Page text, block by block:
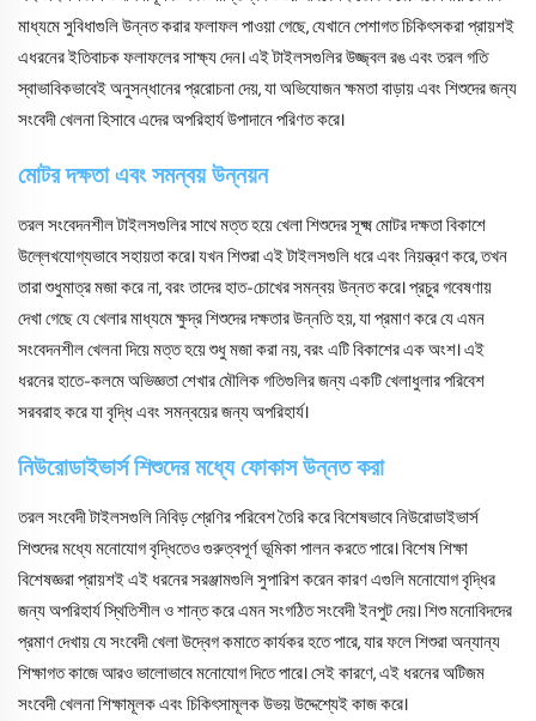
মাধ্যমে সুবিধাগুলি উন্নত করার ফলাফল পাওয়া গেছে, যেখানে পেশাগত চিকিৎসকরা প্রায়শই
এধরনের ইতিবাচক ফলাফলের সাক্ষ্য দেন। এই টাইলসগুলির উজ্জ্বল রঙ এবং তরল গতি
স্বাভাবিকভাবেই অনুসন্ধানের প্ররোচনা দেয়, যা অভিযোজন ক্ষমতা বাড়ায় এবং শিশুদের জন্য
সংবেদী খেলনা হিসাবে এদের অপরিহার্য উপাদানে পরিণত করে।
মোটর দক্ষতা এবং সমন্বয় উন্নয়ন
তরল সংবেদনশীল টাইলসগুলির সাথে মত্ত হয়ে খেলা শিশুদের সূক্ষ্ম মোটর দক্ষতা বিকাশে
উল্লেখযোগ্যভাবে সহায়তা করে। যখন শিশুরা এই টাইলসগুলি ধরে এবং নিয়ন্ত্রণ করে, তখন
তারা শুধুমাত্র মজা করে না, বরং তাদের হাত-চোখের সমন্বয় উন্নত করে। প্রচুর গবেষণায়
দেখা গেছে যে খেলার মাধ্যমে ক্ষুদ্র শিশুদের দক্ষতার উন্নতি হয়, যা প্রমাণ করে যে এমন
সংবেদনশীল খেলনা দিয়ে মত্ত হয়ে শুধু মজা করা নয়, বরং এটি বিকাশের এক অংশ। এই
ধরনের হাতে-কলমে অভিজ্ঞতা শেখার মৌলিক গতিগুলির জন্য একটি খেলাধুলার পরিবেশ
সরবরাহ করে যা বৃদ্ধি এবং সমন্বয়ের জন্য অপরিহার্য।
নিউরোডাইভার্স শিশুদের মধ্যে ফোকাস উন্নত করা
তরল সংবেদী টাইলসগুলি নিবিড় শ্রেণির পরিবেশ তৈরি করে বিশেষভাবে নিউরোডাইভার্স
শিশুদের মধ্যে মনোযোগ বৃদ্ধিতেও গুরুত্বপূর্ণ ভূমিকা পালন করতে পারে। বিশেষ শিক্ষা
বিশেষজ্ঞরা প্রায়শই এই ধরনের সরঞ্জামগুলি সুপারিশ করেন কারণ এগুলি মনোযোগ বৃদ্ধির
জন্য অপরিহার্য স্থিতিশীল ও শান্ত করে এমন সংগঠিত সংবেদী ইনপুট দেয়। শিশু মনোবিদদের
প্রমাণ দেখায় যে সংবেদী খেলা উদ্বেগ কমাতে কার্যকর হতে পারে, যার ফলে শিশুরা অন্যান্য
শিক্ষাগত কাজে আরও ভালোভাবে মনোযোগ দিতে পারে। সেই কারণে, এই ধরনের অটিজম
সংবেদী খেলনা শিক্ষামূলক এবং চিকিৎসামূলক উভয় উদ্দেশ্যেই কাজ করে।